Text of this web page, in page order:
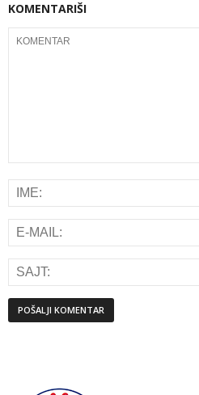
KOMENTARIŠI